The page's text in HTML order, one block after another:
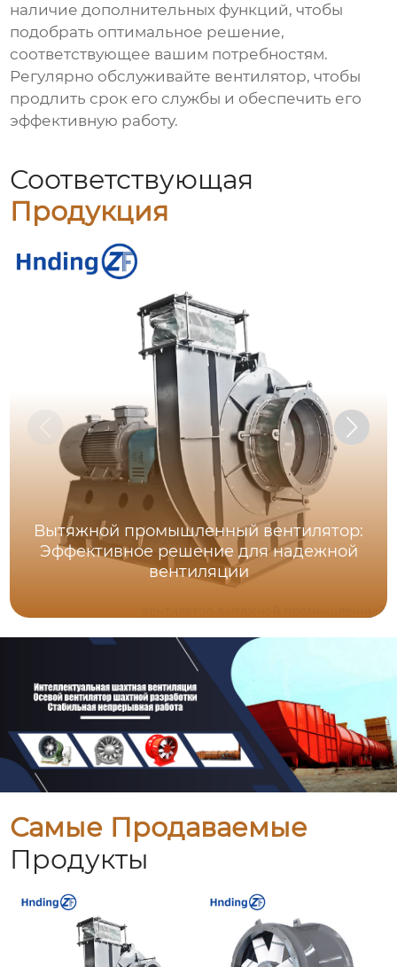
наличие дополнительных функций, чтобы
подобрать оптимальное решение,
соответствующее вашим потребностям.
Регулярно обслуживайте вентилятор, чтобы
продлить срок его службы и обеспечить его
эффективную работу.
Соответствующая
Продукция
Вытяжной промышленный вентилятор:
Эффективное решение для надежной
вентиляции
Самые Продаваемые
Продукты